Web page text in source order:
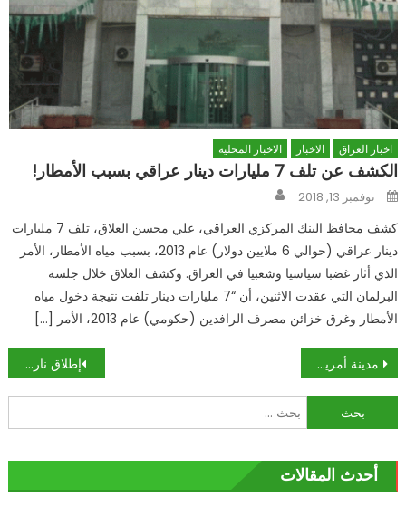
اخبار العراق الاخبار الاخبار المحلية
الكشف عن تلف 7 مليارات دينار عراقي بسبب الأمطار!
Posted
onنوفمبر 13, 2018
كشف محافظ البنك المركزي العراقي، علي محسن العلاق، تلف 7 مليارات
دينار عراقي (حوالي 6 ملايين دولار) عام 2013، بسبب مياه الأمطار، الأمر
الذي أثار غضبا سياسيا وشعبيا في العراق. وكشف العلاق خلال جلسة
البرلمان التي عقدت الاثنين، أن “7 مليارات دينار تلفت نتيجة دخول مياه
الأمطار وغرق خزائن مصرف الرافدين (حكومي) عام 2013، الأمر […]
تصفّح
المقالات
إطلاق نار عند ملهى ليلي بملبورن الأسترالية وأنباء عن سقوط ضحايا مدينة أمريكية للبيع بـ 8 ملايين دولار!
البحث
عن:
أحدث المقالات